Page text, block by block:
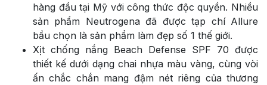
hàng đầu tại Mỹ với công thức độc quyền. Nhiều
sản phẩm Neutrogena đã được tạp chí Allure
bầu chọn là sản phẩm làm đẹp số 1 thế giới.
Xịt chống nắng Beach Defense SPF 70 được
thiết kế dưới dạng chai nhựa màu vàng, cùng vòi
ấn chắc chắn mang đậm nét riêng của thương